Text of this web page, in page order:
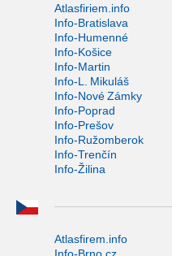
Atlasfiriem.info
Info-Bratislava
Info-Humenné
Info-Košice
Info-Martin
Info-L. Mikuláš
Info-Nové Zámky
Info-Poprad
Info-Prešov
Info-Ružomberok
Info-Trenčín
Info-Žilina
Atlasfirem.info
Info-Brno.cz